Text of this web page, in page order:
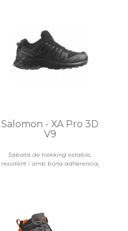
Sabata de trekking estable,
resistent i amb bona adherencia,
Salomon - XA Pro 3D
V9